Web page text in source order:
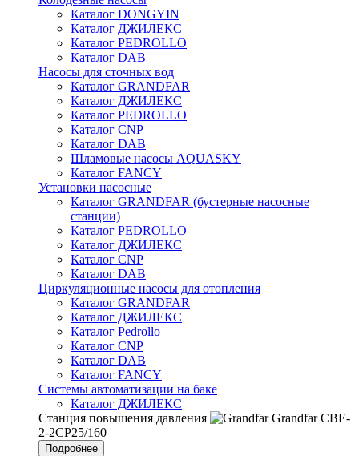
Каталог DONGYIN
Каталог ДЖИЛЕКС
Каталог PEDROLLO
Каталог DAB
Насосы для сточных вод
Каталог GRANDFAR
Каталог ДЖИЛЕКС
Каталог PEDROLLO
Каталог CNP
Каталог DAB
Шламовые насосы AQUASKY
Каталог FANCY
Установки насосные
Каталог GRANDFAR (бустерные насосные
станции)
Каталог PEDROLLO
Каталог ДЖИЛЕКС
Каталог CNP
Каталог DAB
Циркуляционные насосы для отопления
Каталог GRANDFAR
Каталог ДЖИЛЕКС
Каталог Pedrollo
Каталог CNP
Каталог DAB
Каталог FANCY
Системы автоматизации на баке
Каталог ДЖИЛЕКС
Станция повышения давления
Grandfar CBE-
2-2CP25/160
Подробнее